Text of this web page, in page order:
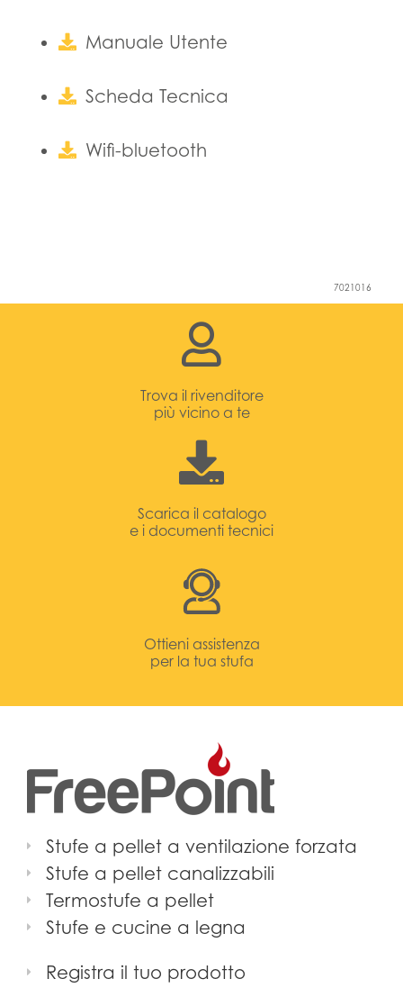
Manuale Utente
Scheda Tecnica
Wifi-bluetooth
7021016
Trova il rivenditore
più vicino a te
Scarica il catalogo
e i documenti tecnici
Ottieni assistenza
per la tua stufa
Stufe a pellet a ventilazione forzata
Stufe a pellet canalizzabili
Termostufe a pellet
Stufe e cucine a legna
Registra il tuo prodotto